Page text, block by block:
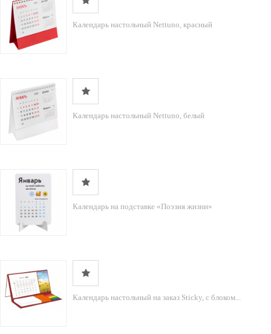
Календарь настольный Nettuno, красный
Календарь настольный Nettuno, белый
Календарь на подставке «Поэзия жизни»
Календарь настольный на заказ Sticky, с блоком...